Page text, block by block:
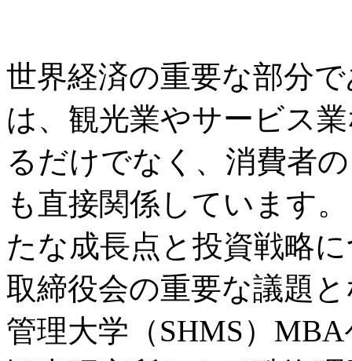
世界経済の重要な部分
は、観光業やサービス
るだけでなく、消費者
も直接関係しています
たな成長点と投資戦略
取締役会の重要な議題
管理大学（SHMS）